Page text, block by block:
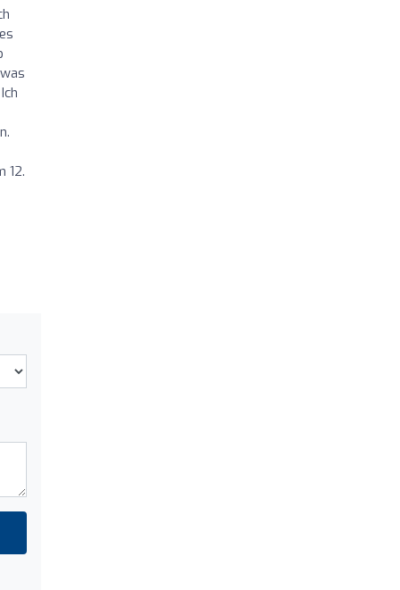
12.